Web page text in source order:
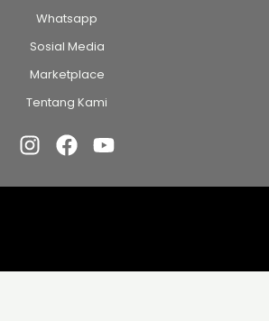
Whatsapp
Sosial Media
Marketplace
Tentang Kami